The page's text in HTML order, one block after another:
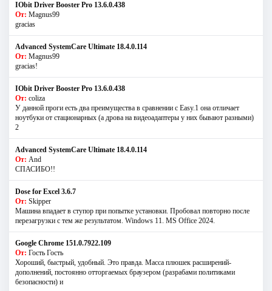
IObit Driver Booster Pro 13.6.0.438
От: Magnus99
gracias
Advanced SystemCare Ultimate 18.4.0.114
От: Magnus99
gracias!
IObit Driver Booster Pro 13.6.0.438
От: coliza
У данной проги есть два преимущества в сравнении с Easy.1 она отличает
ноутбуки от стационарных (а дрова на видеоадаптеры у них бывают разными)
2
Advanced SystemCare Ultimate 18.4.0.114
От: And
СПАСИБО!!
Dose for Excel 3.6.7
От: Skipper
Машина впадает в ступор при попытке установки. Пробовал повторно после
перезагрузки с тем же результатом. Windows 11. MS Offiсe 2024.
Google Chrome 151.0.7922.109
От: Гость Гость
Хороший, быстрый, удобный. Это правда. Масса плюшек расширений-
дополнений, постоянно отторгаемых браузером (разрабами политиками
безопасности) и